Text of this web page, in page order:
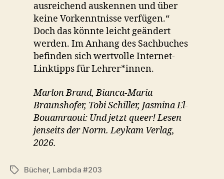
ausreichend auskennen und über
keine Vorkenntnisse verfügen.“
Doch das könnte leicht geändert
werden. Im Anhang des Sachbuches
befinden sich wertvolle Internet-
Linktipps für Lehrer*innen.
Marlon Brand, Bianca-Maria
Braunshofer, Tobi Schiller, Jasmina El-
Bouamraoui: Und jetzt queer! Lesen
jenseits der Norm. Leykam Verlag,
2026.
Schlagwörter
Bücher, Lambda #203